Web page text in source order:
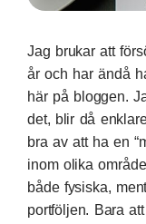
Jag brukar att
år och har ändå
här på bloggen.
det, blir då
bra av att ha en
inom olika
både fysiska,
portföljen. Bara